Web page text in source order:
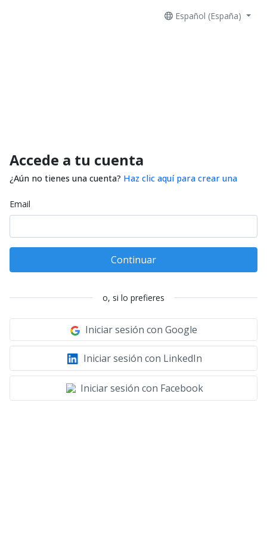
Español (España)
Accede a tu cuenta
¿Aún no tienes una cuenta? Haz clic aquí para crear una
Email
Continuar
o, si lo prefieres
Iniciar sesión con Google
Iniciar sesión con LinkedIn
Iniciar sesión con Facebook